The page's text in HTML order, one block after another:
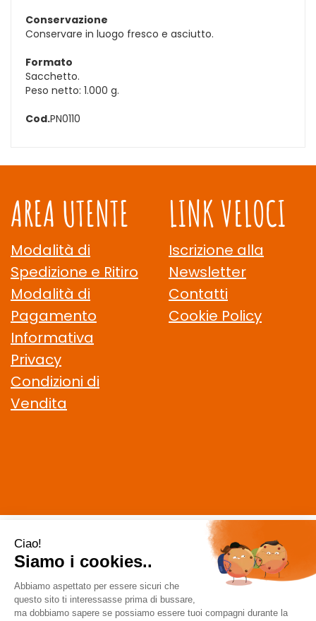
Conservazione
Conservare in luogo fresco e asciutto.
Formato
Sacchetto.
Peso netto: 1.000 g.
Cod.PN0110
AREA UTENTE
Modalità di
Spedizione e Ritiro
Modalità di
Pagamento
Informativa
Privacy
Condizioni di
Vendita
LINK VELOCI
Iscrizione alla
Newsletter
Contatti
Cookie Policy
CELIACHIAMO.COM SRL
- VIA DELLA MAGLIANA, 183 00146
Roma (RM)
staff @ celiachiamo.com
| Tel.: 065506174| P.Iva:
10901621002 | Numero R.E.A.: 1212664